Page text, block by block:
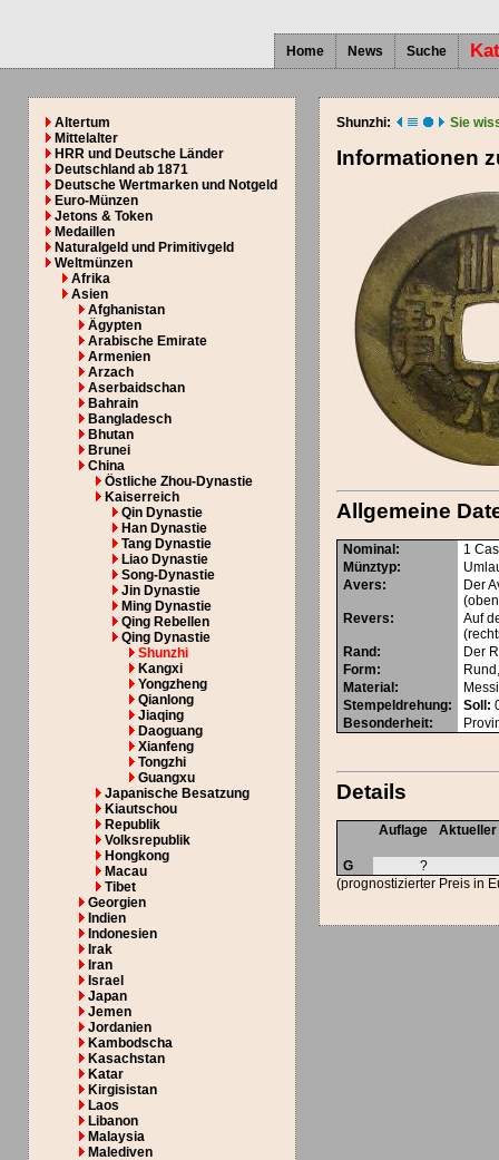
Home News Suche
Altertum
Mittelalter
HRR und Deutsche Länder
Deutschland ab 1871
Deutsche Wertmarken und Notgeld
Euro-Münzen
Jetons & Token
Medaillen
Naturalgeld und Primitivgeld
Weltmünzen
Afrika
Asien
Afghanistan
Ägypten
Arabische Emirate
Armenien
Arzach
Aserbaidschan
Bahrain
Bangladesch
Bhutan
Brunei
China
Östliche Zhou-Dynastie
Kaiserreich
Qin Dynastie
Han Dynastie
Tang Dynastie
Liao Dynastie
Song-Dynastie
Jin Dynastie
Ming Dynastie
Qing Rebellen
Qing Dynastie
Shunzhi
Kangxi
Yongzheng
Qianlong
Jiaqing
Daoguang
Xianfeng
Tongzhi
Guangxu
Japanische Besatzung
Kiautschou
Republik
Volksrepublik
Hongkong
Macau
Tibet
Georgien
Indien
Indonesien
Irak
Iran
Israel
Japan
Jemen
Jordanien
Kambodscha
Kasachstan
Katar
Kirgisistan
Laos
Libanon
Malaysia
Malediven
Shunzhi: Sie
Informationen
Allgemeine
Nominal :
1
Münztyp:
Avers:
Der
Revers:
Auf
Rand :
Der
Form:
Material :
Stempeldrehung: Soll:
Besonderheit:
Details
Auflage
G
?
(prognostizierter Preis in